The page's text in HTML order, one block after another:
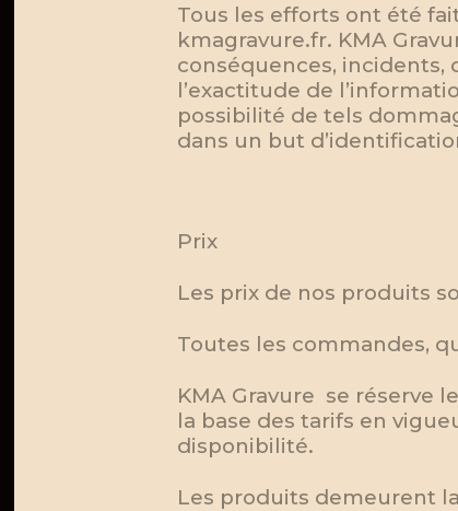
Tous les efforts ont été
kmagravure.fr. KMA
conséquences, incidents,
l’exactitude de
possibilité de tels
dans un but
Prix
Les prix de nos produits
Toutes les commandes,
KMA Gravure se réserve
la base des tarifs en
disponibilité.
Les produits demeurent